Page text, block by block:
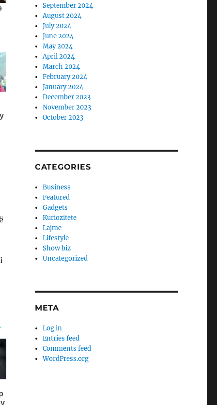
September 2024
August 2024
July 2024
June 2024
May 2024
April 2024
March 2024
February 2024
January 2024
December 2023
November 2023
October 2023
CATEGORIES
Business
Featured
Gadgets
Kuriozitete
Lajme
Lifestyle
Show biz
Uncategorized
META
Log in
Entries feed
Comments feed
WordPress.org